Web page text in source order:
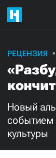
РЕЦЕНЗИЯ
Новый
событием
культуры